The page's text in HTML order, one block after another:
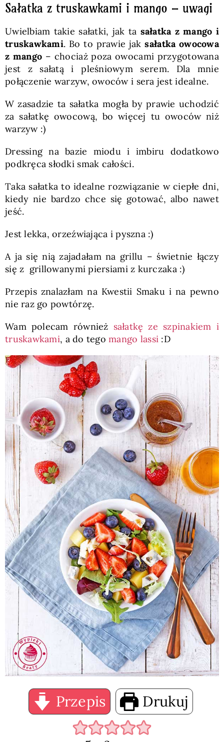
Sałatka z truskawkami i mango – uwagi
Uwielbiam takie sałatki, jak ta sałatka z mango i
truskawkami. Bo to prawie jaksałatka owocowa
z mango – chociaż poza owocami przygotowana
jest z sałatą i pleśniowym serem. Dla mnie
połączenie warzyw, owoców i sera jest idealne.
W zasadzie ta sałatka mogła by prawie uchodzić
za sałatkę owocową, bo więcej tu owoców niż
warzyw :)
Dressing na bazie miodu i imbiru dodatkowo
podkręca słodki smak całości.
Taka sałatka to idealne rozwiązanie w ciepłe dni,
kiedy nie bardzo chce się gotować, albo nawet
jeść.
Jest lekka, orzeźwiająca i pyszna :)
A ja się nią zajadałam na grillu – świetnie łączy
się z grillowanymi piersiami z kurczaka :)
Przepis znalazłam na Kwestii Smaku i na pewno
nie raz go powtórzę.
Wam polecam również sałatkę ze szpinakiem i
truskawkami, a do tegomango lassi :D
Przepis Drukuj